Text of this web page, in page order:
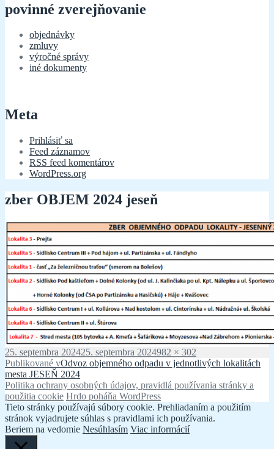
povinné zverejňovanie
objednávky
zmluvy
výročné správy
iné dokumenty
Meta
Prihlásiť sa
Feed záznamov
RSS feed komentárov
WordPress.org
zber OBJEM 2024 jeseň
Publikované
25. septembra 202425. septembra 2024Plná
veľkosť
982 × 302
Navigácia
v
článku
Publikované vOdvoz objemného odpadu v jednotlivých lokalitách
mesta JESEŇ 2024
Politika ochrany osobných údajov, pravidlá používania stránky a
použitia cookie Hrdo poháňa WordPress
Tieto stránky používajú súbory cookie. Prehliadaním a použitím
stránok vyjadrujete súhlas s pravidlami ich používania.
Beriem na vedomie Nesúhlasím Viac informácií